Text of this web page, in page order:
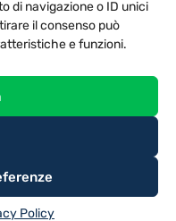
di navigazione o ID unici
il consenso può
e funzioni.
Policy
Pistoia (PT)